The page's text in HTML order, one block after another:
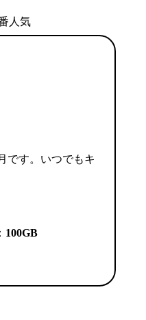
人気
です。いつでもキ
100GB